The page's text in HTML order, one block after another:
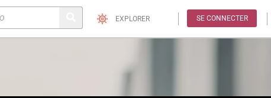
EXPLORER SE CONNECTER